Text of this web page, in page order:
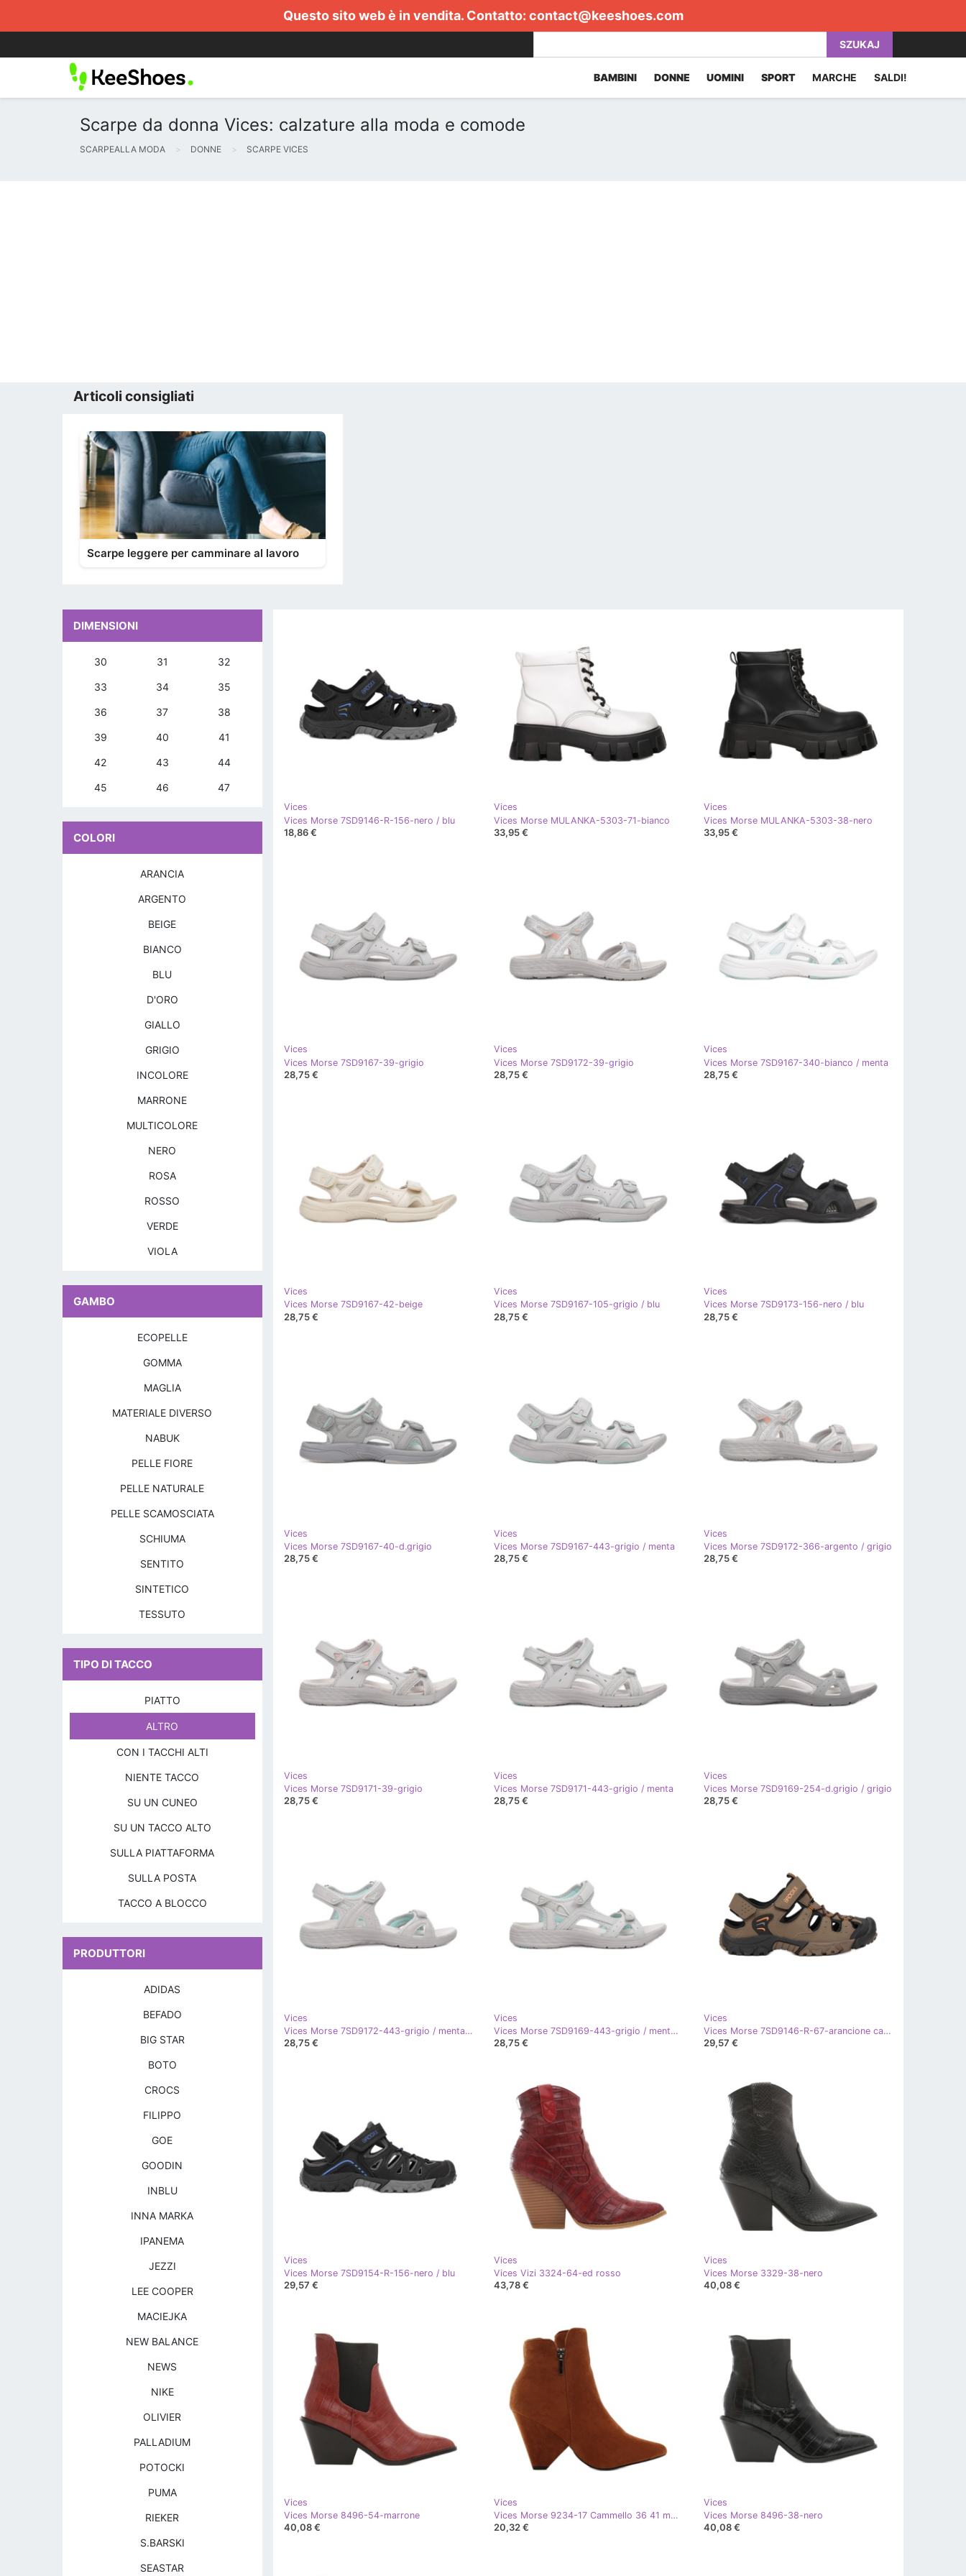
Questo sito web è in vendita. Contatto: contact@keeshoes.com
SZUKAJ
BAMBINI DONNE UOMINI SPORT MARCHE SALDI!
Scarpe da donna Vices: calzature alla moda e comode
SCARPEALLA MODA DONNE SCARPE VICES
Articoli consigliati
Scarpe leggere per camminare al lavoro
Vices
Vices Morse 7SD9146-R-156-nero / blu
18,86 €
Vices
Vices Morse MULANKA-5303-71-bianco
33,95 €
Vices
Vices Morse MULANKA-5303-38-nero
33,95 €
Vices
Vices Morse 7SD9167-39-grigio
28,75 €
Vices
Vices Morse 7SD9172-39-grigio
28,75 €
Vices
Vices Morse 7SD9167-340-bianco / menta
28,75 €
Vices
Vices Morse 7SD9167-42-beige
28,75 €
Vices
Vices Morse 7SD9167-105-grigio / blu
28,75 €
Vices
Vices Morse 7SD9173-156-nero / blu
28,75 €
Vices
Vices Morse 7SD9167-40-d.grigio
28,75 €
Vices
Vices Morse 7SD9167-443-grigio / menta
28,75 €
Vices
Vices Morse 7SD9172-366-argento / grigio
28,75 €
Vices
Vices Morse 7SD9171-39-grigio
28,75 €
Vices
Vices Morse 7SD9171-443-grigio / menta
28,75 €
Vices
Vices Morse 7SD9169-254-d.grigio / grigio
28,75 €
Vices
Vices Morse 7SD9172-443-grigio / menta multicolore
28,75 €
Vices
Vices Morse 7SD9169-443-grigio / menta multicolore
28,75 €
Vices
Vices Morse 7SD9146-R-67-arancione cachi arancia
29,57 €
Vices
Vices Morse 7SD9154-R-156-nero / blu
29,57 €
Vices
Vices Vizi 3324-64-ed rosso
43,78 €
Vices
Vices Morse 3329-38-nero
40,08 €
Vices
Vices Morse 8496-54-marrone
40,08 €
Vices
Vices Morse 9234-17 Cammello 36 41 marrone
20,32 €
Vices
Vices Morse 8496-38-nero
40,08 €
DIMENSIONI
30 31 32
33 34 35
36 37 38
39 40 41
42 43 44
45 46 47
COLORI
ARANCIA
ARGENTO
BEIGE
BIANCO
BLU
D'ORO
GIALLO
GRIGIO
INCOLORE
MARRONE
MULTICOLORE
NERO
ROSA
ROSSO
VERDE
VIOLA
GAMBO
ECOPELLE
GOMMA
MAGLIA
MATERIALE DIVERSO
NABUK
PELLE FIORE
PELLE NATURALE
PELLE SCAMOSCIATA
SCHIUMA
SENTITO
SINTETICO
TESSUTO
TIPO DI TACCO
PIATTO
ALTRO
CON I TACCHI ALTI
NIENTE TACCO
SU UN CUNEO
SU UN TACCO ALTO
SULLA PIATTAFORMA
SULLA POSTA
TACCO A BLOCCO
PRODUTTORI
ADIDAS
BEFADO
BIG STAR
BOTO
CROCS
FILIPPO
GOE
GOODIN
INBLU
INNA MARKA
IPANEMA
JEZZI
LEE COOPER
MACIEJKA
NEW BALANCE
NEWS
NIKE
OLIVIER
PALLADIUM
POTOCKI
PUMA
RIEKER
S.BARSKI
SEASTAR